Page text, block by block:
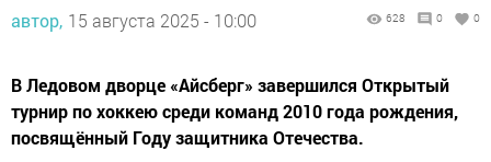
автор, 15 августа 2025 - 10:00 628 0 0
В Ледовом дворце «Айсберг» завершился Открытый
турнир по хоккею среди команд 2010 года рождения,
посвящённый Году защитника Отечества.